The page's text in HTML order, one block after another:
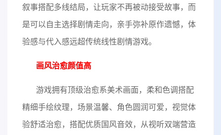
叙事搭配多线结局，让玩家不再被动接受故事，而
是可以自主选择剧情走向，亲手弥补原作遗憾，体
验感与代入感远超传统线性剧情游戏。
画风治愈颜值高
游戏拥有顶级治愈系美术画面，柔和色调搭配
精细手绘纹理，场景温馨、角色圆润可爱，视觉体
验舒适治愈，搭配优质国风音效，从视听双端营造